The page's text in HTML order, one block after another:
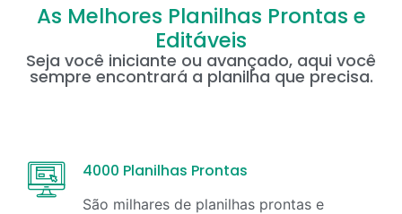
As Melhores Planilhas Prontas e
Editáveis
Seja você iniciante ou avançado, aqui você
sempre encontrará a planilha que precisa.
4000 Planilhas Prontas
São milhares de planilhas prontas e